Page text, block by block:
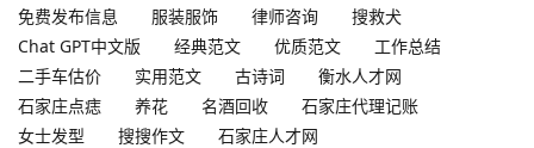
免费发布信息
服装服饰 律师咨询
搜救犬
Chat GPT中文版
经典范文 优质范文
工作总结
二手车估价
实用范文 古诗词
衡水人才网
石家庄点痣
养花 名酒回收
石家庄代理记账
女士发型
搜搜作文
石家庄人才网